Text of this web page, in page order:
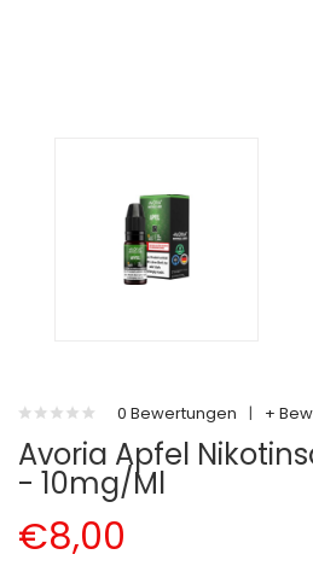
0 Bewertungen | +
Avoria Apfel
- 10mg/ml
€8,00